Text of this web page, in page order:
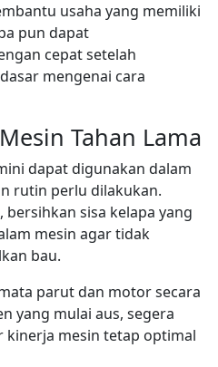
usaha yang memiliki
pun dapat
cepat setelah
mengenai cara
Tahan Lama
dapat digunakan dalam
rutin perlu dilakukan.
bersihkan sisa kelapa yang
mesin agar tidak
bau.
parut dan motor secara
yang mulai aus, segera
kinerja mesin tetap optimal